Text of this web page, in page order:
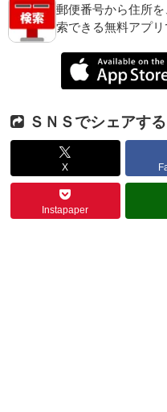
郵便番号から住所
索できる無料アプリ
ＳＮＳでシェアする
X
Instapaper